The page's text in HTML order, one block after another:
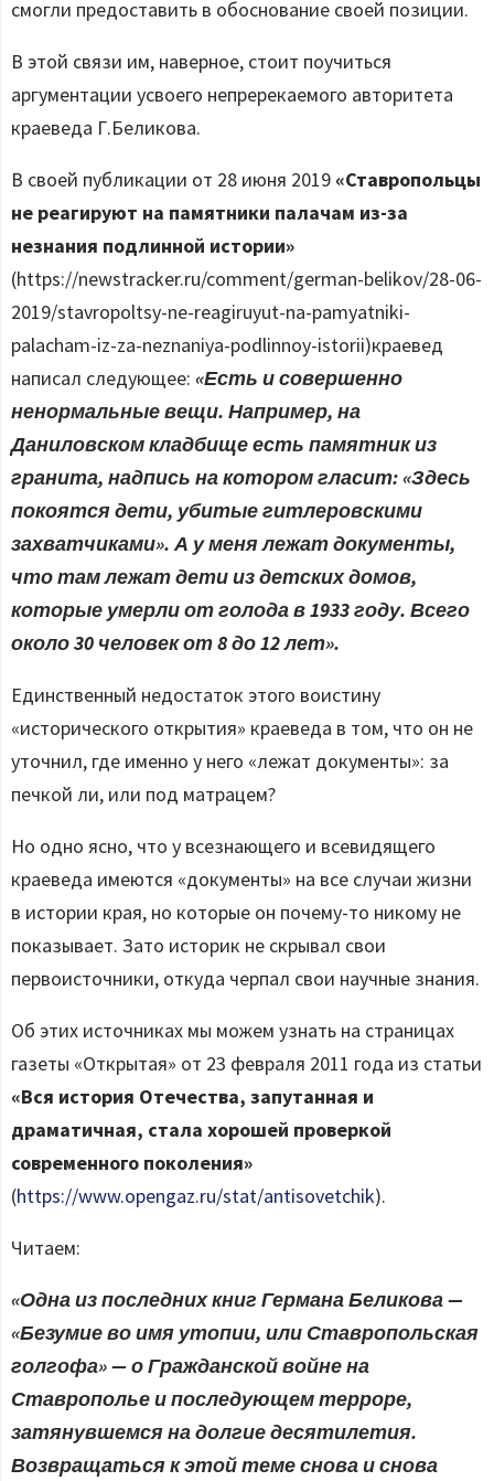
смогли предоставить в обоснование своей позиции.
В этой связи им, наверное, стоит поучиться
аргументации усвоего непререкаемого авторитета
краеведа Г.Беликова.
В своей публикации от 28 июня 2019 «Ставропольцы
не реагируют на памятники палачам из-за
незнания подлинной истории»
(https://newstracker.ru/comment/german-belikov/28-06-
2019/stavropoltsy-ne-reagiruyut-na-pamyatniki-
palacham-iz-za-neznaniya-podlinnoy-istorii)краевед
написал следующее: «Есть и совершенно
ненормальные вещи. Например, на
Даниловском кладбище есть памятник из
гранита, надпись на котором гласит: «Здесь
покоятся дети, убитые гитлеровскими
захватчиками». А у меня лежат документы,
что там лежат дети из детских домов,
которые умерли от голода в 1933 году. Всего
около 30 человек от 8 до 12 лет».
Единственный недостаток этого воистину
«исторического открытия» краеведа в том, что он не
уточнил, где именно у него «лежат документы»: за
печкой ли, или под матрацем?
Но одно ясно, что у всезнающего и всевидящего
краеведа имеются «документы» на все случаи жизни
в истории края, но которые он почему-то никому не
показывает. Зато историк не скрывал свои
первоисточники, откуда черпал свои научные знания.
Об этих источниках мы можем узнать на страницах
газеты «Открытая» от 23 февраля 2011 года из статьи
«Вся история Отечества, запутанная и
драматичная, стала хорошей проверкой
современного поколения»
(https://www.opengaz.ru/stat/antisovetchik).
Читаем:
«Одна из последних книг Германа Беликова —
«Безумие во имя утопии, или Ставропольская
голгофа» — о Гражданской войне на
Ставрополье и последующем терроре,
затянувшемся на долгие десятилетия.
Возвращаться к этой теме снова и снова